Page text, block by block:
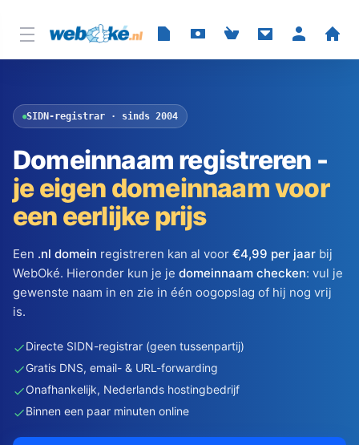
SIDN-registrar · sinds 2004
Domeinnaam registreren -
je eigen domeinnaam voor
een eerlijke prijs
Een .nl domein registreren kan al voor €4,99 per jaar bij
WebOké. Hieronder kun je je domeinnaam checken: vul je
gewenste naam in en zie in één oogopslag of hij nog vrij
is.
Directe SIDN-registrar (geen tussenpartij)
Gratis DNS, email- & URL-forwarding
Onafhankelijk, Nederlands hostingbedrijf
Binnen een paar minuten online